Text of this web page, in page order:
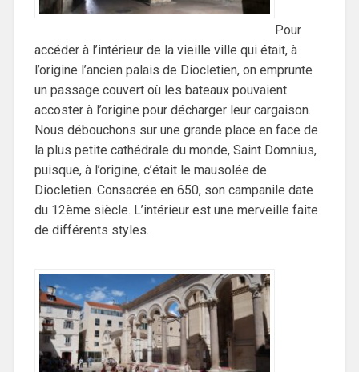
Pour
accéder à l’intérieur de la vieille ville qui était, à
l’origine l’ancien palais de Diocletien, on emprunte
un passage couvert où les bateaux pouvaient
accoster à l’origine pour décharger leur cargaison.
Nous débouchons sur une grande place en face de
la plus petite cathédrale du monde, Saint Domnius,
puisque, à l’origine, c’était le mausolée de
Diocletien. Consacrée en 650, son campanile date
du 12ème siècle. L’intérieur est une merveille faite
de différents styles.